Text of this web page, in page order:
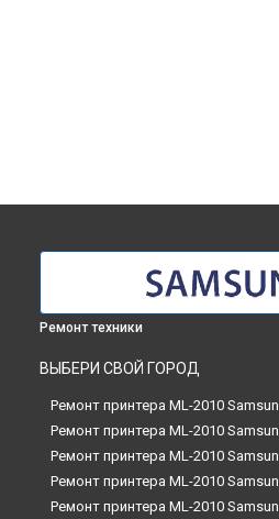
Ремонт техники
ВЫБЕРИ СВОЙ ГОРОД
Ремонт принтера ML-2010
Ремонт принтера ML-2010
Ремонт принтера ML-2010
Ремонт принтера ML-2010
Ремонт принтера ML-2010